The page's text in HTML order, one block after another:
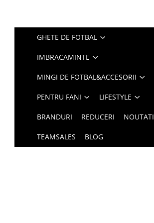
GHETE DE FOTBAL
IMBRACAMINTE
MINGI DE FOTBAL&ACCESORII
PENTRU FANI LIFESTYLE
BRANDURI REDUCERI NOUTATI
TEAMSALES BLOG